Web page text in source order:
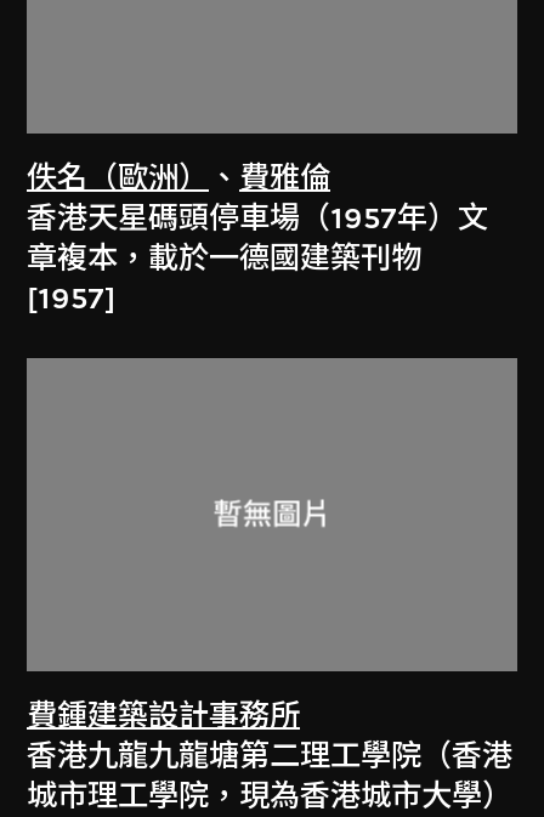
佚名（歐洲） 、 費雅倫
香港天星碼頭停車場（1957年）文
章複本，載於一德國建築刊物
[1957]
費鍾建築設計事務所
香港九龍九龍塘第二理工學院（香港
城市理工學院，現為香港城市大學）